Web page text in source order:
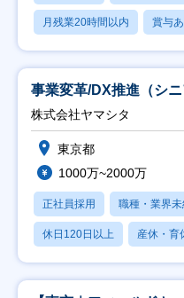
月残業20時間以内 賞与あ
事業変革/DX推進（シニ
株式会社ヤマシタ
東京都
1000万~2000万
正社員採用 職種・業界
休日120日以上 産休・育